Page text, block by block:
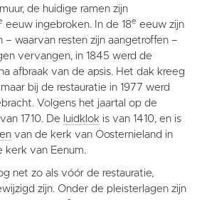
de huidige ramen zijn
eeuw ingebroken. In de 18e eeuw zijn
– waarvan resten zijn aangetroffen –
vervangen, in 1845 werd de
afbraak van de apsis. Het dak kreeg
bij de restauratie in 1977 werd
Volgens het jaartal op de
van 1710. De luidklok is van 1410, en is
van de kerk van Oosternieland in
kerk van Eenum.
net zo als vóór de restauratie,
zijn. Onder de pleisterlagen zijn